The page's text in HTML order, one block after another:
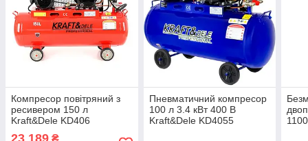
Компресор повітряний з
ресивером 150 л
Kraft&Dele KD406
компресор повітряний
Пневматичний компресор
100 л 3.4 кВт 400 В
Kraft&Dele KD4055